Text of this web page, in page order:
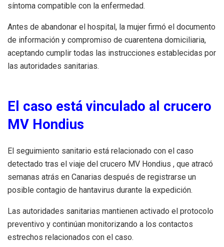
síntoma compatible con la enfermedad.
Antes de abandonar el hospital, la mujer firmó el documento
de información y compromiso de cuarentena domiciliaria,
aceptando cumplir todas las instrucciones establecidas por
las autoridades sanitarias.
El caso está vinculado al crucero
MV Hondius
El seguimiento sanitario está relacionado con el caso
detectado tras el viaje del crucero MV Hondius , que atracó
semanas atrás en Canarias después de registrarse un
posible contagio de hantavirus durante la expedición.
Las autoridades sanitarias mantienen activado el protocolo
preventivo y continúan monitorizando a los contactos
estrechos relacionados con el caso.